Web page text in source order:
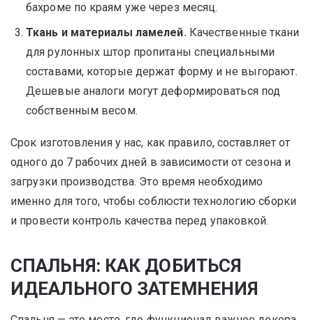
бахроме по краям уже через месяц.
Ткань и материалы ламелей.Качественные ткани
для рулонных штор пропитаны специальными
составами, которые держат форму и не выгорают.
Дешевые аналоги могут деформироваться под
собственным весом.
Срок изготовления у нас, как правило, составляет от
одного до 7 рабочих дней в зависимости от сезона и
загрузки производства. Это время необходимо
именно для того, чтобы соблюсти технологию сборки
и провести контроль качества перед упаковкой.
СПАЛЬНЯ: КАК ДОБИТЬСЯ
ИДЕАЛЬНОГО ЗАТЕМНЕНИЯ